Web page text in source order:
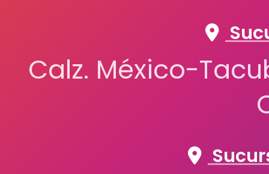
Calz. México-